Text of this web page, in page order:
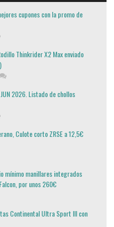
cupones con la promo de
Thinkrider X2 Max enviado
2026. Listado de chollos
Culote corto ZRSE a 12,5€
mínimo manillares integrados
por unos 260€
Continental Ultra Sport III con